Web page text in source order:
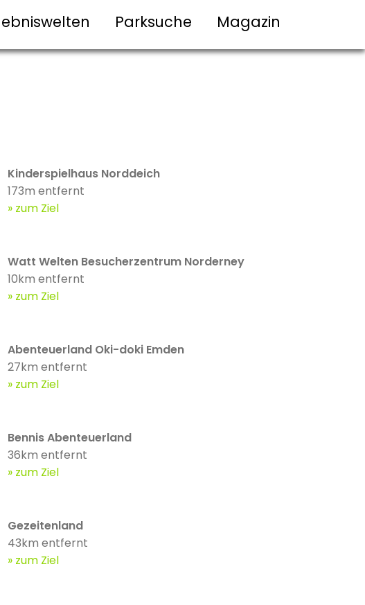
Parksuche Magazin
Kinderspielhaus Norddeich
173m entfernt
zum Ziel
Watt Welten Besucherzentrum Norderney
10km entfernt
zum Ziel
Abenteuerland Oki-doki Emden
27km entfernt
zum Ziel
Bennis Abenteuerland
36km entfernt
zum Ziel
Gezeitenland
43km entfernt
zum Ziel